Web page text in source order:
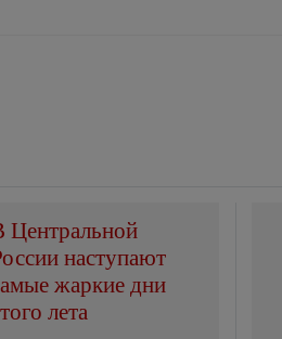
Центральной
наступают
жаркие дни
лета